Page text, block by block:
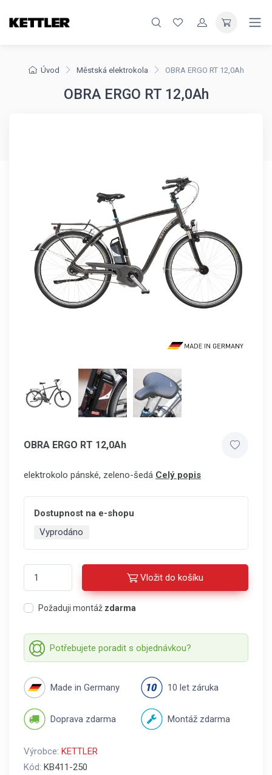
Úvod Městská elektrokola OBRA ERGO RT 12,0Ah
OBRA ERGO RT 12,0Ah
OBRA ERGO RT 12,0Ah
elektrokolo pánské, zeleno-šedá Celý popis
Dostupnost na e-shopu
Vyprodáno
Vložit do košíku
Požaduji montáž zdarma
Potřebujete poradit s objednávkou?
Made in Germany 10 let záruka
Doprava zdarma Montáž zdarma
Výrobce: KETTLER
Kód: KB411-250